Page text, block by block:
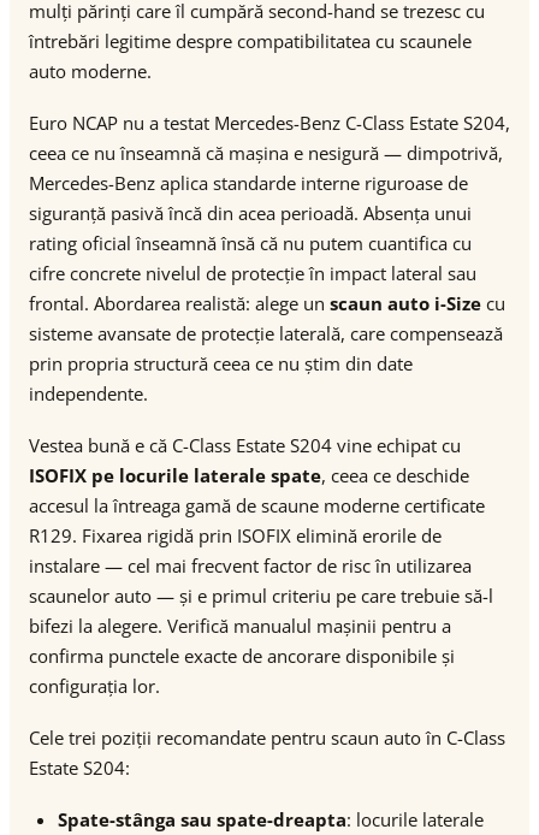
mulți părinți care îl cumpără second-hand se trezesc cu
întrebări legitime despre compatibilitatea cu scaunele
auto moderne.
Euro NCAP nu a testat Mercedes-Benz C-Class Estate S204,
ceea ce nu înseamnă că mașina e nesigură — dimpotrivă,
Mercedes-Benz aplica standarde interne riguroase de
siguranță pasivă încă din acea perioadă. Absența unui
rating oficial înseamnă însă că nu putem cuantifica cu
cifre concrete nivelul de protecție în impact lateral sau
frontal. Abordarea realistă: alege un scaun auto i-Size cu
sisteme avansate de protecție laterală, care compensează
prin propria structură ceea ce nu știm din date
independente.
Vestea bună e că C-Class Estate S204 vine echipat cu
ISOFIX pe locurile laterale spate, ceea ce deschide
accesul la întreaga gamă de scaune moderne certificate
R129. Fixarea rigidă prin ISOFIX elimină erorile de
instalare — cel mai frecvent factor de risc în utilizarea
scaunelor auto — și e primul criteriu pe care trebuie să-l
bifezi la alegere. Verifică manualul mașinii pentru a
confirma punctele exacte de ancorare disponibile și
configurația lor.
Cele trei poziții recomandate pentru scaun auto în C-Class
Estate S204:
Spate-stânga sau spate-dreapta: locurile laterale